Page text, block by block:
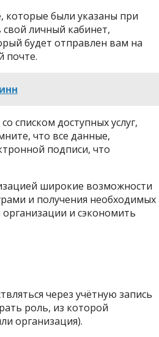
которые были указаны при
личный кабинет,
будет отправлен вам на
почте.
списком доступных услуг,
что все данные,
подписи, что
широкие возможности
и получения необходимых
организации и сэкономить
через учётную запись
роль, из которой
организация).